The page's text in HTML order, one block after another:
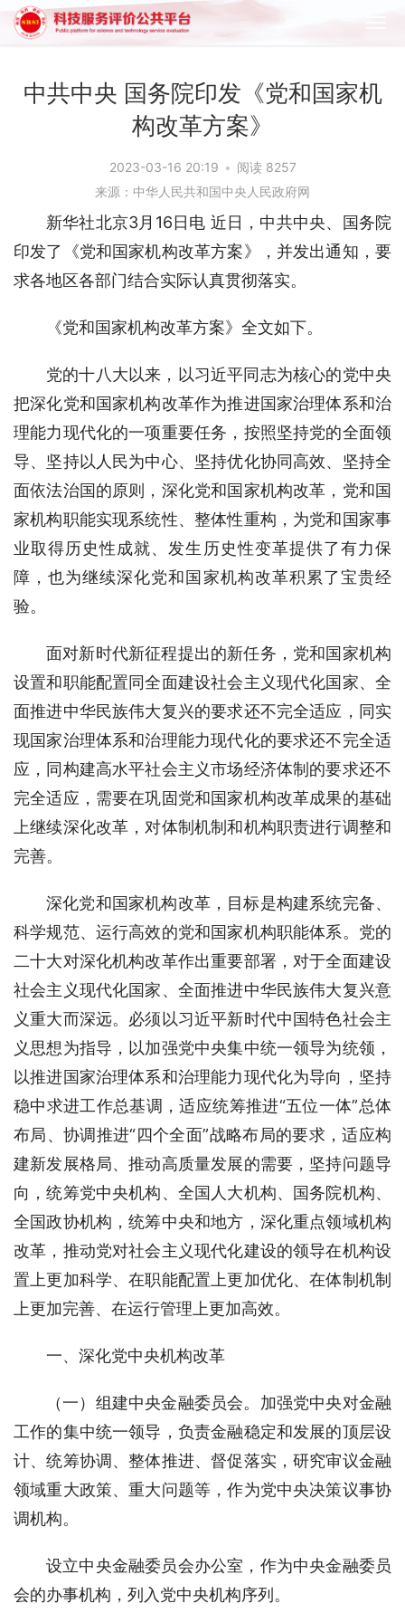
中共中央 国务院印发《党和国家机
构改革方案》
2023-03-16 20:19 • 阅读 8257
来源：中华人民共和国中央人民政府网
新华社北京3月16日电 近日，中共中央、国务院
印发了《党和国家机构改革方案》，并发出通知，要
求各地区各部门结合实际认真贯彻落实。
《党和国家机构改革方案》全文如下。
党的十八大以来，以习近平同志为核心的党中央
把深化党和国家机构改革作为推进国家治理体系和治
理能力现代化的一项重要任务，按照坚持党的全面领
导、坚持以人民为中心、坚持优化协同高效、坚持全
面依法治国的原则，深化党和国家机构改革，党和国
家机构职能实现系统性、整体性重构，为党和国家事
业取得历史性成就、发生历史性变革提供了有力保
障，也为继续深化党和国家机构改革积累了宝贵经
验。
面对新时代新征程提出的新任务，党和国家机构
设置和职能配置同全面建设社会主义现代化国家、全
面推进中华民族伟大复兴的要求还不完全适应，同实
现国家治理体系和治理能力现代化的要求还不完全适
应，同构建高水平社会主义市场经济体制的要求还不
完全适应，需要在巩固党和国家机构改革成果的基础
上继续深化改革，对体制机制和机构职责进行调整和
完善。
深化党和国家机构改革，目标是构建系统完备、
科学规范、运行高效的党和国家机构职能体系。党的
二十大对深化机构改革作出重要部署，对于全面建设
社会主义现代化国家、全面推进中华民族伟大复兴意
义重大而深远。必须以习近平新时代中国特色社会主
义思想为指导，以加强党中央集中统一领导为统领，
以推进国家治理体系和治理能力现代化为导向，坚持
稳中求进工作总基调，适应统筹推进“五位一体”总体
布局、协调推进“四个全面”战略布局的要求，适应构
建新发展格局、推动高质量发展的需要，坚持问题导
向，统筹党中央机构、全国人大机构、国务院机构、
全国政协机构，统筹中央和地方，深化重点领域机构
改革，推动党对社会主义现代化建设的领导在机构设
置上更加科学、在职能配置上更加优化、在体制机制
上更加完善、在运行管理上更加高效。
一、深化党中央机构改革
（一）组建中央金融委员会。加强党中央对金融
工作的集中统一领导，负责金融稳定和发展的顶层设
计、统筹协调、整体推进、督促落实，研究审议金融
领域重大政策、重大问题等，作为党中央决策议事协
调机构。
设立中央金融委员会办公室，作为中央金融委员
会的办事机构，列入党中央机构序列。